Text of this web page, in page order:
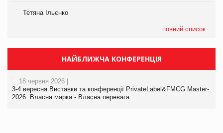
Тетяна Ільєнко
повний список
НАЙБЛИЖЧА КОНФЕРЕНЦІЯ
18 червня 2026 |
3-4 вересня Виставки та конференції PrivateLabel&FMCG Master-
2026: Власна марка - Власна перевага